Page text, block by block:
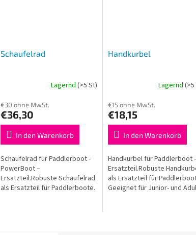
Schaufelrad
Lagernd (>5 St)
€30 ohne MwSt.
€36,30
In den Warenkorb
Schaufelrad für Paddlerboot -
PowerBoot –
Ersatzteil.Robuste Schaufelrad
als Ersatzteil für Paddlerboote.
Handkurbel
Lagernd (>5
€15 ohne MwSt.
€18,15
In den Warenkorb
Handkurbel für Paddlerboot
Ersatzteil.Robuste
als Ersatzteil für
Geeignet für Junior- und